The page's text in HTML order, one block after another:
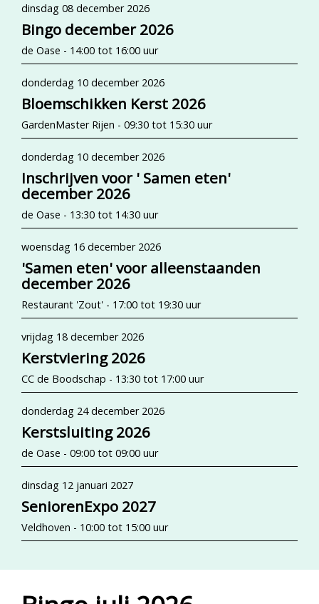
dinsdag 08 december 2026
Bingo december 2026
de Oase - 14:00 tot 16:00 uur
donderdag 10 december 2026
Bloemschikken Kerst 2026
GardenMaster Rijen - 09:30 tot 15:30 uur
donderdag 10 december 2026
Inschrijven voor ' Samen eten'
december 2026
de Oase - 13:30 tot 14:30 uur
woensdag 16 december 2026
'Samen eten' voor alleenstaanden
december 2026
Restaurant 'Zout' - 17:00 tot 19:30 uur
vrijdag 18 december 2026
Kerstviering 2026
CC de Boodschap - 13:30 tot 17:00 uur
donderdag 24 december 2026
Kerstsluiting 2026
de Oase - 09:00 tot 09:00 uur
dinsdag 12 januari 2027
SeniorenExpo 2027
Veldhoven - 10:00 tot 15:00 uur